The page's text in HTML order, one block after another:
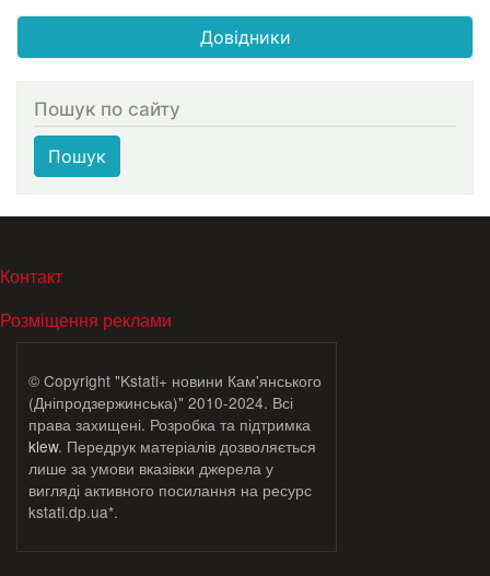
Довідники
Пошук по сайту
Пошук
МЕНЮ В ПОДВАЛЕ
Контакт
Розміщення реклами
© Copyright "Kstati+ новини Кам'янського
(Дніпродзержинська)" 2010-2024. Всі
права захищені. Розробка та підтримка
klew. Передрук матеріалів дозволяється
лише за умови вказівки джерела у
вигляді активного посилання на ресурс
kstati.dp.ua*.